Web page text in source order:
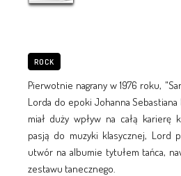
ROCK
Pierwotnie nagrany w 1976 roku,
Lorda do epoki Johanna Sebastiana
miał duży wpływ na całą karierę
pasją do muzyki klasycznej, Lord
utwór na albumie tytułem tańca,
zestawu tanecznego.